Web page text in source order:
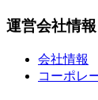
運営会社情報
会社情報
コーポレ